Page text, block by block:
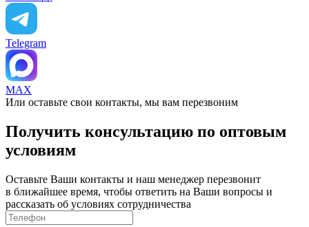
Telegram
MAX
Или оставьте свои контакты, мы вам перезвоним
Получить консультацию по оптовым
условиям
Оставьте Ваши контакты и наш менеджер перезвонит
в ближайшее время, чтобы ответить на Ваши вопросы и
рассказать об условиях сотрудничества